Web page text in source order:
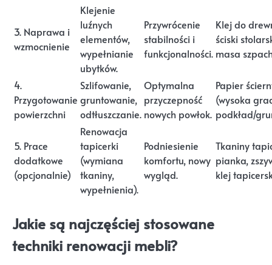
3. Naprawa i
wzmocnienie
Klejenie
luźnych
elementów,
wypełnianie
ubytków.
Przywrócenie
stabilności i
funkcjonalności.
Klej do
ściski
masa
4.
Przygotowanie
powierzchni
Szlifowanie,
gruntowanie,
odtłuszczanie.
Optymalna
przyczepność
nowych powłok.
Papier
(wysoka
podkład/
5. Prace
dodatkowe
(opcjonalnie)
Renowacja
tapicerki
(wymiana
tkaniny,
wypełnienia).
Podniesienie
komfortu, nowy
wygląd.
Tkaniny
pianka,
klej
Jakie są najczęściej stosowane
techniki renowacji mebli?